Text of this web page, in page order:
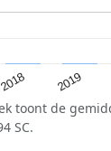
2018 2019
toont de
SC.